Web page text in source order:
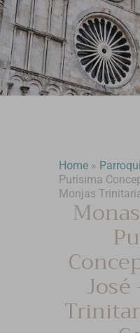
Home »
Purísima
Monjas